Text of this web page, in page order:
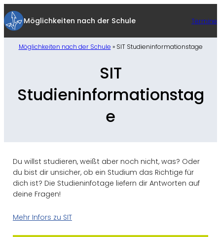
Zum
Inhalt
springen
Möglichkeiten nach der Schule Termine
Möglichkeiten nach der Schule » SIT Studieninformationstage
SIT
Studieninformationstag
e
Du willst studieren, weißt aber noch nicht, was? Oder
du bist dir unsicher, ob ein Studium das Richtige für
dich ist? Die Studieninfotage liefern dir Antworten auf
deine Fragen!
Mehr Infors zu SIT